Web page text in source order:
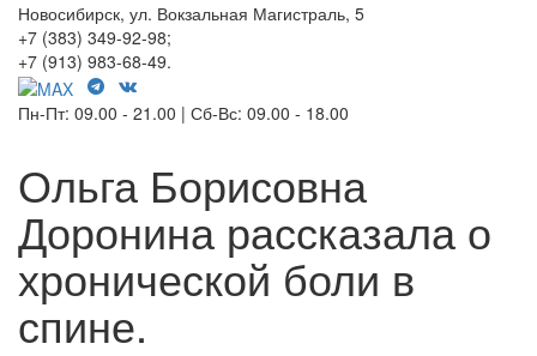
Новосибирск, ул. Вокзальная Магистраль, 5
+7 (383) 349-92-98;
+7 (913) 983-68-49.
Пн-Пт: 09.00 - 21.00 | Сб-Вс: 09.00 - 18.00
Ольга Борисовна
Доронина рассказала о
хронической боли в
спине.